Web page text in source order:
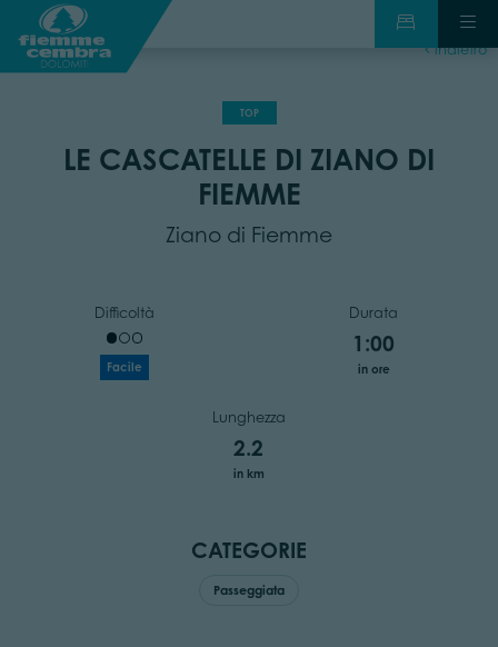
indietro
TOP
LE CASCATELLE DI ZIANO DI
FIEMME
Ziano di Fiemme
Difficoltà
Facile
Durata
1:00
in ore
Lunghezza
2.2
in km
CATEGORIE
Passeggiata